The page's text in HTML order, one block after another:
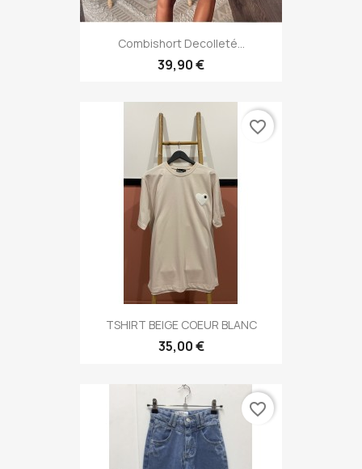
Combishort Decolleté...
39,90 €
TSHIRT BEIGE COEUR BLANC
35,00 €
favorite_border
favorite_border